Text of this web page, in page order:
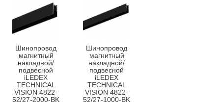
Шинопровод
магнитный
накладной/
подвесной
iLEDEX
TECHNICAL
VISION 4822-
52/27-2000-BK
Шинопровод
магнитный
накладной/
подвесной
iLEDEX
TECHNICAL
VISION 4822-
52/27-1000-BK